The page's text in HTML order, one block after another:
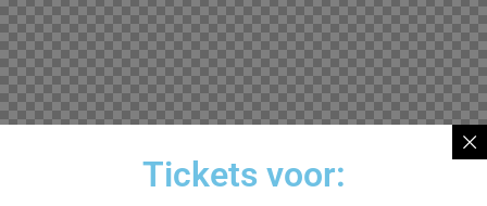
Tickets voor: